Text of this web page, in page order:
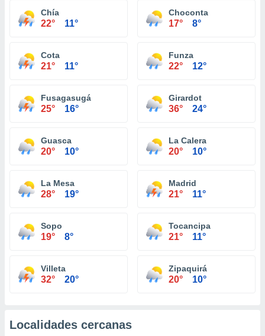
Chía
22° 11°
Choconta
17° 8°
Cota
21° 11°
Funza
22° 12°
Fusagasugá
25° 16°
Girardot
36° 24°
Guasca
20° 10°
La Calera
20° 10°
La Mesa
28° 19°
Madrid
21° 11°
Sopo
19° 8°
Tocancipa
21° 11°
Villeta
32° 20°
Zipaquirá
20° 10°
Localidades cercanas